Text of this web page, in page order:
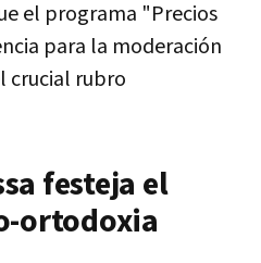
el programa "Precios
para la moderación
crucial rubro
festeja el
ortodoxia